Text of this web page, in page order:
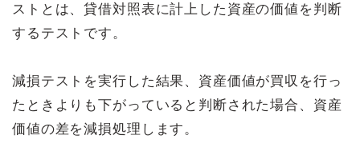
ストとは、貸借対照表に計上した資産の価値を判断
するテストです。
減損テストを実行した結果、資産価値が買収を行っ
たときよりも下がっていると判断された場合、資産
価値の差を減損処理します。